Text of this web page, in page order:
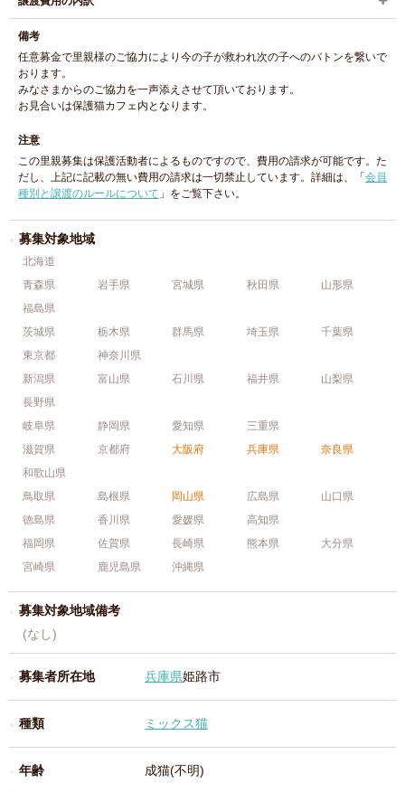
備考
任意募金で里親様のご協力により今の子が救われ次の子へのバトンを繋いで
おります。
みなさまからのご協力を一声添えさせて頂いております。
お見合いは保護猫カフェ内となります。
注意
この里親募集は保護活動者によるものですので、費用の請求が可能です。た
だし、上記に記載の無い費用の請求は一切禁止しています。詳細は、「 会員
種別と譲渡のルールについて 」をご覧下さい。
募集対象地域
北海道
青森県
岩手県 宮城県 秋田県
山形県
福島県
茨城県
栃木県 群馬県 埼玉県
千葉県
東京都
神奈川県
新潟県
富山県 石川県 福井県
山梨県
長野県
岐阜県
静岡県 愛知県
三重県
滋賀県
京都府 大阪府 兵庫県
奈良県
和歌山県
鳥取県
島根県 岡山県 広島県
山口県
徳島県
香川県 愛媛県
高知県
福岡県
佐賀県 長崎県 熊本県
大分県
宮崎県
鹿児島県 沖縄県
募集対象地域備考
(なし)
募集者所在地 兵庫県姫路市
種類 ミックス猫
年齢 成猫(不明)